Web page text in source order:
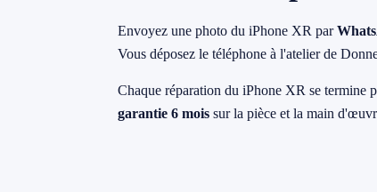
Envoyez une photo du iPhone XR par
Vous déposez le téléphone à l'atelier de
Chaque réparation du iPhone XR se termine
garantie 6 mois sur la pièce et la main